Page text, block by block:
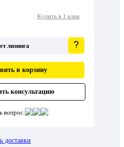
Купить в 1 клик
лизинга
в корзину
консультацию
вопрос:
доставки